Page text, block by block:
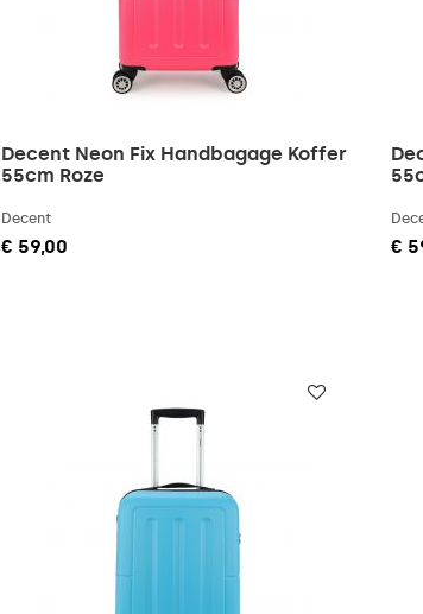
Decent Neon Fix Handbagage Koffer
55cm Roze
Decent
€ 59,00 €